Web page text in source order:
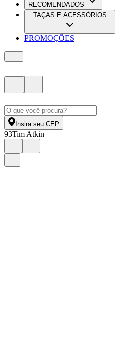
RECOMENDADOS
TAÇAS E ACESSÓRIOS
PROMOÇÕES
Insira seu CEP
93Tim Atkin